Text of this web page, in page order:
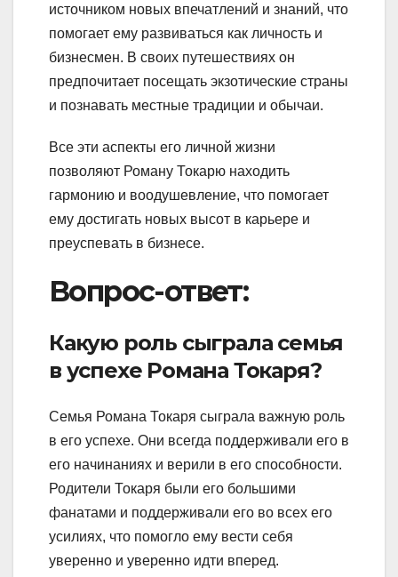
источником новых впечатлений и знаний, что
помогает ему развиваться как личность и
бизнесмен. В своих путешествиях он
предпочитает посещать экзотические страны
и познавать местные традиции и обычаи.
Все эти аспекты его личной жизни
позволяют Роману Токарю находить
гармонию и воодушевление, что помогает
ему достигать новых высот в карьере и
преуспевать в бизнесе.
Вопрос-ответ:
Какую роль сыграла семья
в успехе Романа Токаря?
Семья Романа Токаря сыграла важную роль
в его успехе. Они всегда поддерживали его в
его начинаниях и верили в его способности.
Родители Токаря были его большими
фанатами и поддерживали его во всех его
усилиях, что помогло ему вести себя
уверенно и уверенно идти вперед.